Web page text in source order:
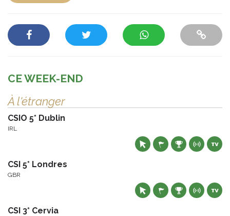
CE WEEK-END
À l'étranger
CSIO 5* Dublin
IRL
CSI 5* Londres
GBR
CSI 3* Cervia